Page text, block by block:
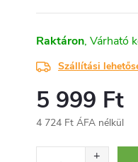
Raktáron
Szállítási
5 999 Ft
4 724 Ft ÁFA nélkül